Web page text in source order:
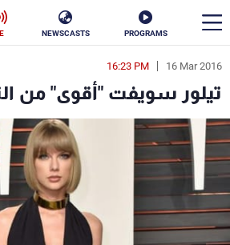
PROGRAMS
NEWSCASTS
16 Mar 2016
16:23 PM
تيلور سويفت "أقوى" من
en
الأخبار
سياسة ناس
إقتصاد فن
منوعات رياضة